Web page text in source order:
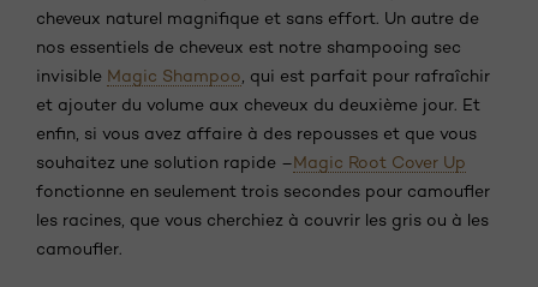
cheveux naturel magnifique et sans effort. Un autre de
nos essentiels de cheveux est notre shampooing sec
invisible Magic Shampoo , qui est parfait pour rafraîchir
et ajouter du volume aux cheveux du deuxième jour. Et
enfin, si vous avez affaire à des repousses et que vous
souhaitez une solution rapide –Magic Root Cover Up
fonctionne en seulement trois secondes pour camoufler
les racines, que vous cherchiez à couvrir les gris ou à les
camoufler.